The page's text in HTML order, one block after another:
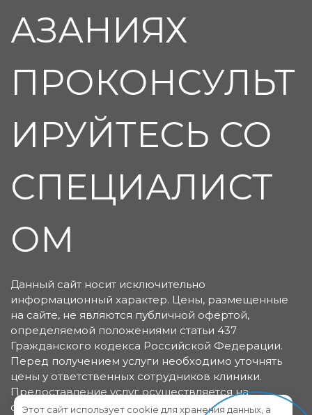
АЗАНИЯХ
ПРОКОНСУЛЬТ
ИРУЙТЕСЬ СО
СПЕЦИАЛИСТ
ОМ
Данный сайт носит исключительно
информационный характер. Цены, размещенные
на сайте, не являются публичной офертой,
определяемой положениями статьи 437
Гражданского кодекса Российской Федерации.
Перед получением услуги необходимо уточнять
цены у ответственных сотрудников клиники.
Предоставление услуг осуществляется на
основании договора об оказании медицинских
Этот сайт использует cookie для хранения данных, а